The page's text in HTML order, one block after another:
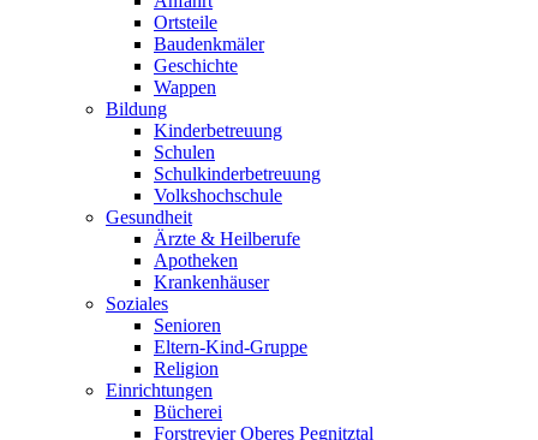
Ortsteile
Baudenkmäler
Geschichte
Wappen
Bildung
Kinderbetreuung
Schulen
Schulkinderbetreuung
Volkshochschule
Gesundheit
Ärzte & Heilberufe
Apotheken
Krankenhäuser
Soziales
Senioren
Eltern-Kind-Gruppe
Religion
Einrichtungen
Bücherei
Forstrevier Oberes Pegnitztal